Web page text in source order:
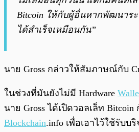
Bitcoin ให้กับผู้อื่นหากพัฒนาระ
ได้สำเร็จเหมือนกัน”
นาย Gross กล่าวให้สัมภาษณ์กับ
ในช่วงที่มันยังไม่มี Hardware
นาย Gross ได้เปิดวอลเล็ท Bitcoin
Blockchain.info เพื่อเอาไว้ใช้รับบ